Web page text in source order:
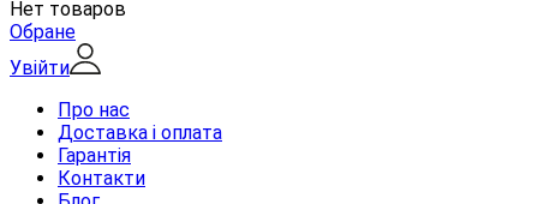
Нет товаров
Обране
Увійти
Про нас
Доставка і оплата
Гарантія
Контакти